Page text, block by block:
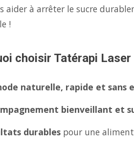
aider à arrêter le sucre
!
choisir Tatérapi
naturelle, rapide et sans
bienveillant et
durables pour une